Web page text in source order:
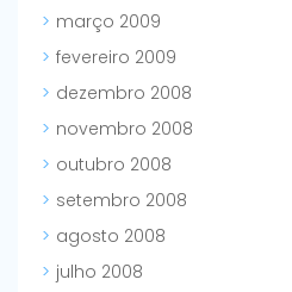
março 2009
fevereiro 2009
dezembro 2008
novembro 2008
outubro 2008
setembro 2008
agosto 2008
julho 2008